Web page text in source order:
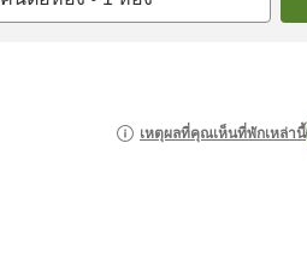
เหตุผลที่คุณเห็นที่พักเหล่านี้